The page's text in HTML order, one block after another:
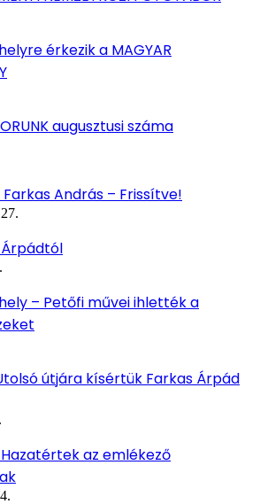
érkezik a MAGYAR
augusztusi száma
András – Frissítve!
Árpádtól
– Petőfi művei ihlették a
útjára kísértük Farkas Árpád
az emlékező